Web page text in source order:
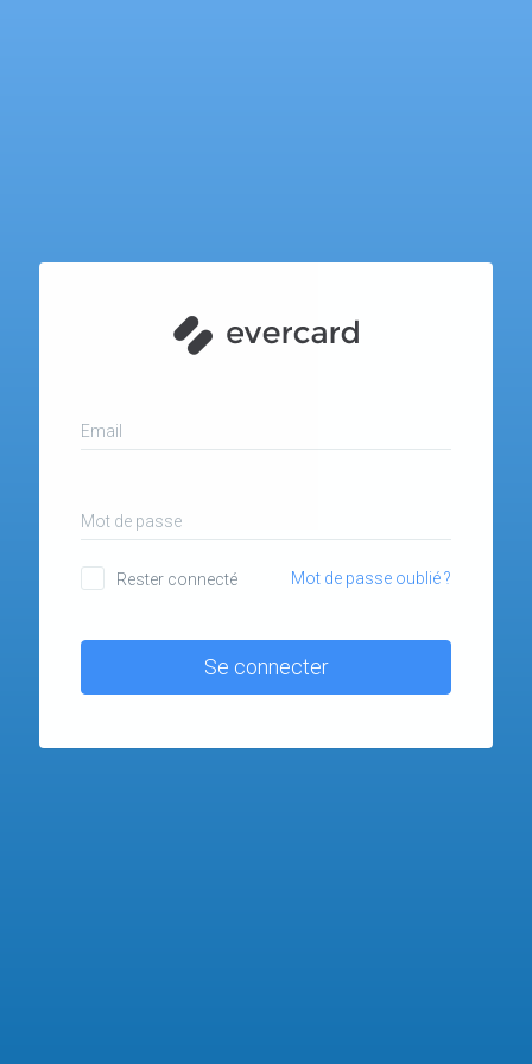
Email
Mot de passe
Rester connecté Mot de passe oublié ?
Se connecter